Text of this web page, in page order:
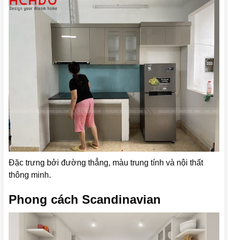
Đặc trưng bởi đường thẳng, màu trung tính và nội thất
thông minh.
Phong cách Scandinavian